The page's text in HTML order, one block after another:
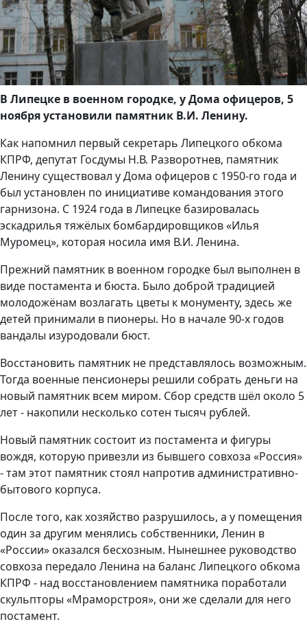
В Липецке в военном городке, у Дома офицеров, 5
ноября установили памятник В.И. Ленину.
Как напомнил первый секретарь Липецкого обкома
КПРФ, депутат Госдумы Н.В. Разворотнев, памятник
Ленину существовал у Дома офицеров с 1950-го года и
был установлен по инициативе командования этого
гарнизона. С 1924 года в Липецке базировалась
эскадрилья тяжёлых бомбардировщиков «Илья
Муромец», которая носила имя В.И. Ленина.
Прежний памятник в военном городке был выполнен в
виде постамента и бюста. Было доброй традицией
молодожёнам возлагать цветы к монументу, здесь же
детей принимали в пионеры. Но в начале 90-х годов
вандалы изуродовали бюст.
Восстановить памятник не представлялось возможным.
Тогда военные пенсионеры решили собрать деньги на
новый памятник всем миром. Сбор средств шёл около 5
лет - накопили несколько сотен тысяч рублей.
Новый памятник состоит из постамента и фигуры
вождя, которую привезли из бывшего совхоза «Россия»
- там этот памятник стоял напротив административно-
бытового корпуса.
После того, как хозяйство разрушилось, а у помещения
один за другим менялись собственники, Ленин в
«России» оказался бесхозным. Нынешнее руководство
совхоза передало Ленина на баланс Липецкого обкома
КПРФ - над восстановлением памятника поработали
скульпторы «Мраморстроя», они же сделали для него
постамент.